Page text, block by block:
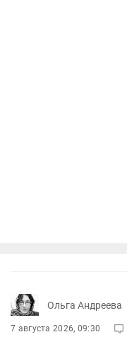
Ольга Андреева
7 августа 2026, 09:30